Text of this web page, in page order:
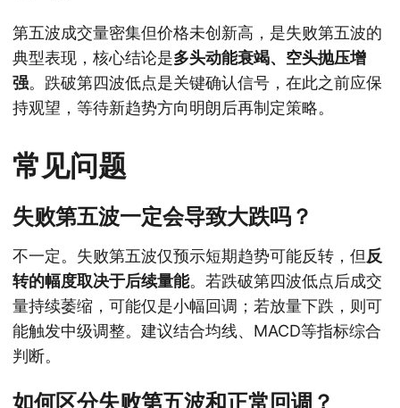
第五波成交量密集但价格未创新高，是失败第五波的
典型表现，核心结论是多头动能衰竭、空头抛压增
强。跌破第四波低点是关键确认信号，在此之前应保
持观望，等待新趋势方向明朗后再制定策略。
常见问题
失败第五波一定会导致大跌吗？
不一定。失败第五波仅预示短期趋势可能反转，但反
转的幅度取决于后续量能。若跌破第四波低点后成交
量持续萎缩，可能仅是小幅回调；若放量下跌，则可
能触发中级调整。建议结合均线、MACD等指标综合
判断。
如何区分失败第五波和正常回调？